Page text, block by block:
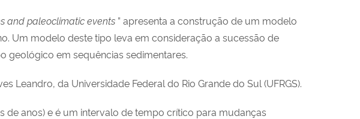
and paleoclimatic events ” apresenta a construção de um modelo
Um modelo deste tipo leva em consideração a sucessão de
geológico em sequências sedimentares.
da Universidade Federal do Rio Grande do Sul (UFRGS).
de anos) e é um intervalo de tempo crítico para mudanças